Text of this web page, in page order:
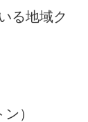
る地域ク
）